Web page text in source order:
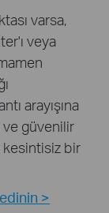
varsa,
veya
arayışına
güvenilir
kesintisiz bir
>